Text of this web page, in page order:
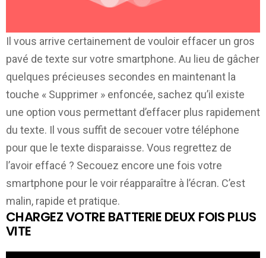
Il vous arrive certainement de vouloir effacer un gros
pavé de texte sur votre smartphone. Au lieu de gâcher
quelques précieuses secondes en maintenant la
touche « Supprimer » enfoncée, sachez qu’il existe
une option vous permettant d’effacer plus rapidement
du texte. Il vous suffit de secouer votre téléphone
pour que le texte disparaisse. Vous regrettez de
l’avoir effacé ? Secouez encore une fois votre
smartphone pour le voir réapparaître à l’écran. C’est
malin, rapide et pratique.
CHARGEZ VOTRE BATTERIE DEUX FOIS PLUS
VITE